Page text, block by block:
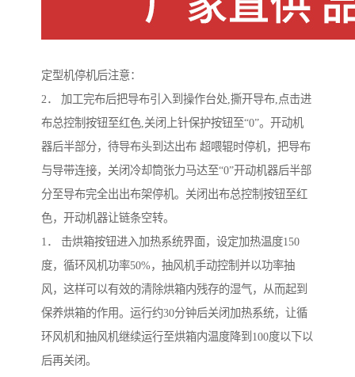
定型机停机后注意：
2． 加工完布后把导布引入到操作台处,撕开导布,点击进
布总控制按钮至红色,关闭上针保护按钮至“0”。开动机
器后半部分，待导布头到达出布 超喂辊时停机，把导布
与导带连接，关闭冷却筒张力马达至“0”开动机器后半部
分至导布完全出出布架停机。关闭出布总控制按钮至红
色，开动机器让链条空转。
1． 击烘箱按钮进入加热系统界面，设定加热温度150
度，循环风机功率50%，抽风机手动控制并以功率抽
风，这样可以有效的清除烘箱内残存的湿气，从而起到
保养烘箱的作用。运行约30分钟后关闭加热系统，让循
环风机和抽风机继续运行至烘箱内温度降到100度以下以
后再关闭。